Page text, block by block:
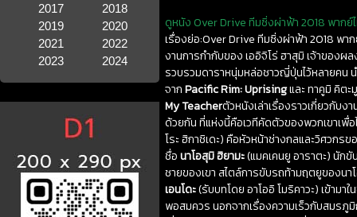
2017
2018
2019
2020
2021
2022
2023
2024
ดูหนัง Over Drive ทีมซิ่งผ่าฟ้า 2018 พากย์
เรื่องย่อ:Over Drive ทีมซิ่งผ่าฟ้า 2018 พา
งานการกำกับของ เออิจิโร่ ฮาสุมิ เจ้าของผ
รวบรวมดาราหนุ่มหล่อชาวญี่ปุ่นไว้หลายคน
จากPacific Rim: Uprisingและ ทาคูมิ คิตะ
My Teacherตัวหนังเล่าเรื่องราวเกี่ยวกับง
ด้วยกัน ที่แห่งนี้คือเวทีคัดตัวของพวกเขาเพื่
โระ ฮิกาชิเดะ) คือหัวหน้าช่างกลและวิศวกรข
ชื่อนาโอสุมิ ฮิยามะ(แมคเคนยู อาราตะ) นัก
ชายของเขา สไตล์การขับรถท้ามฤตยูของน
เอนโดะ(รับบทโดย อาโออิ โมริคาวะ) เข้า
พอสมควร นอกจากเรื่องความเร็วกับสมรภู